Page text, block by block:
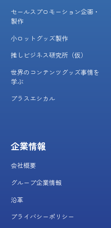
セールスプロモーション企画・
製作
小ロットグッズ製作
推しビジネス研究所（仮）
世界のコンテンツグッズ事情を
学ぶ
プラスエシカル
企業情報
会社概要
グループ企業情報
沿革
プライバシーポリシー